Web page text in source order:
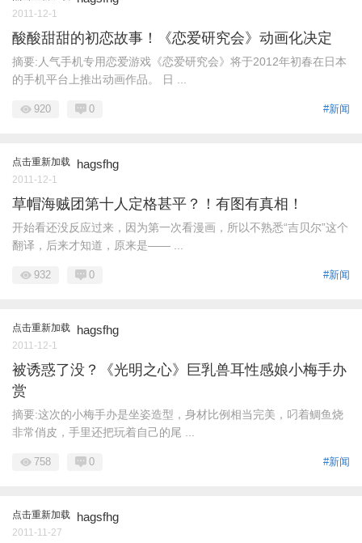
2011-12-1
酸酸甜甜的初恋故事！《恋爱研究会》动画化决定
摘要:人气手机专用恋爱游戏《恋爱研究会》将于2012年初春在日本
的手机平台上推出动画作品。 日 ...
#新闻
920 0
点击重新加载 hagsfhg
2011-12-1
草帽海贼团第十人定格甚平？！有图有真相！
开始看还没反应过来，因为第一次看漫画，所以不熟悉“吉贝尔”这个
翻译，后来才知道，原来是—— ...
#新闻
932 0
点击重新加载 hagsfhg
2011-12-1
被诱惑了没？《光明之心》巨乳兽耳性感娘小梅手办
赏
摘要:这次的小梅手办是坐姿造型，身材比例相当完美，叼着鲷鱼烧
非常俏皮，手里还把玩着自己的尾 ...
#新闻
758 0
点击重新加载 hagsfhg
2011-11-27